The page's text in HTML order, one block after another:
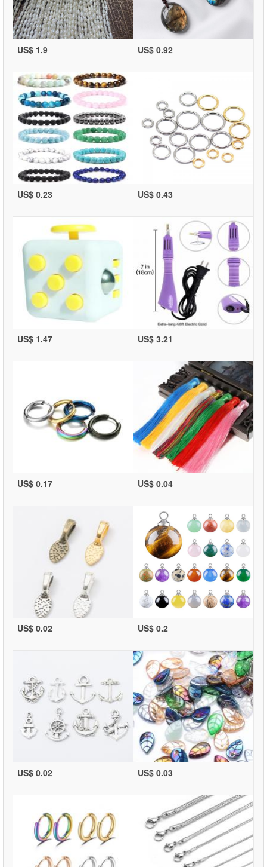
US$ 1.9 US$ 0.92
US$ 0.23 US$ 0.43
US$ 1.47 US$ 3.21
US$ 0.17 US$ 0.04
US$ 0.02 US$ 0.2
US$ 0.02 US$ 0.03